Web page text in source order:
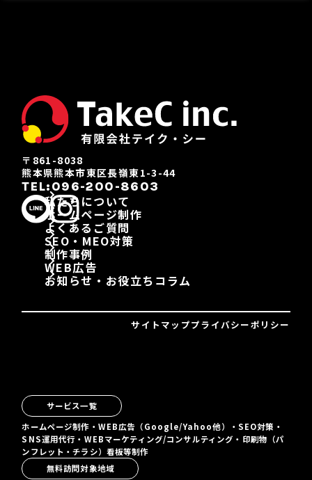
〒861-8038
熊本県熊本市東区長嶺東1-3-44
TEL:096-200-8603
私たちについて
ホームページ制作
よくあるご質問
SEO・MEO対策
制作事例
WEB広告
お知らせ・お役立ちコラム
サイトマッププライバシーポリシー
サービス一覧
ホームページ制作・WEB広告（Google/Yahoo他）・SEO対策・
SNS運用代行・WEBマーケティング/コンサルティング・印刷物（パ
ンフレット・チラシ）看板等制作
無料訪問対象地域